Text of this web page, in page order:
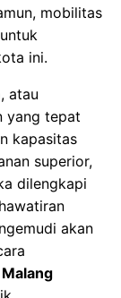
mobilitas
ini.
atau
yang tepat
kapasitas
superior,
dilengkapi
akan